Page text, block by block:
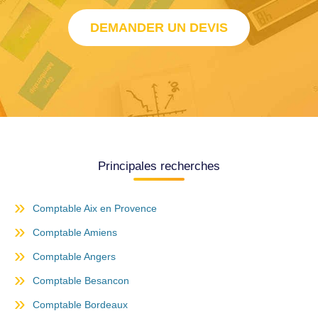
DEMANDER UN DEVIS
Principales recherches
Comptable Aix en Provence
Comptable Amiens
Comptable Angers
Comptable Besancon
Comptable Bordeaux